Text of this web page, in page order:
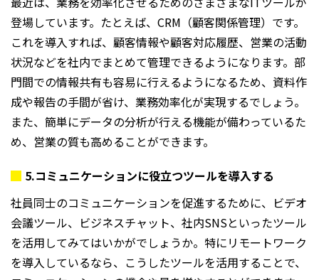
登場しています。たとえば、 CRM （顧客関係管理）です。
これを導入すれば、顧客情報や顧客対応履歴、営業の活動
状況などを社内でまとめて管理できるようになります。部
門間での情報共有も容易に行えるようになるため、資料作
成や報告の手間が省け、業務効率化が実現するでしょう。
また、簡単にデータの分析が行える機能が備わっているた
め、営業の質も高めることができます。
5.コミュニケーションに役立つツールを導入する
社員同士のコミュニケーションを促進するために、ビデオ
会議ツール、ビジネスチャット、社内SNSといったツール
を活用してみてはいかがでしょうか。特にリモートワーク
を導入しているなら、こうしたツールを活用することで、